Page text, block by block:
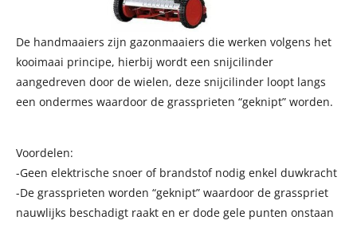
De handmaaiers zijn gazonmaaiers die werken volgens het
kooimaai principe, hierbij wordt een snijcilinder
aangedreven door de wielen, deze snijcilinder loopt langs
een ondermes waardoor de grassprieten “geknipt” worden.
Voordelen:
-Geen elektrische snoer of brandstof nodig enkel duwkracht
-De grassprieten worden “geknipt” waardoor de grasspriet
nauwlijks beschadigt raakt en er dode gele punten onstaan